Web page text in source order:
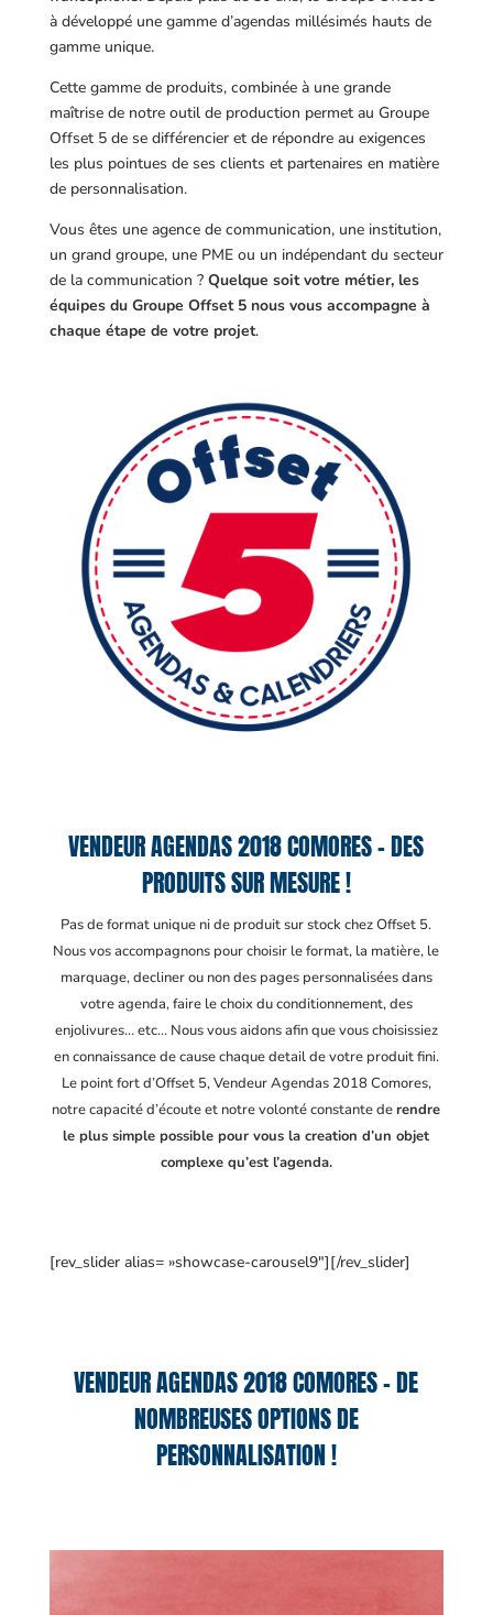
à développé une gamme d’agendas millésimés hauts de
gamme unique.
Cette gamme de produits, combinée à une grande
maîtrise de notre outil de production permet au Groupe
Offset 5 de se différencier et de répondre au exigences
les plus pointues de ses clients et partenaires en matière
de personnalisation.
Vous êtes une agence de communication, une institution,
un grand groupe, une PME ou un indépendant du secteur
de la communication ? Quelque soit votre métier, les
équipes du Groupe Offset 5 nous vous accompagne à
chaque étape de votre projet.
VENDEUR AGENDAS 2018 COMORES – DES
PRODUITS SUR MESURE !
Pas de format unique ni de produit sur stock chez Offset 5.
Nous vos accompagnons pour choisir le format, la matière, le
marquage, decliner ou non des pages personnalisées dans
votre agenda, faire le choix du conditionnement, des
enjolivures… etc… Nous vous aidons afin que vous choisissiez
en connaissance de cause chaque detail de votre produit fini.
Le point fort d’Offset 5, Vendeur Agendas 2018 Comores,
notre capacité d’écoute et notre volonté constante derendre
le plus simple possible pour vous la creation d’un objet
complexe qu’est l’agenda.
[rev_slider alias= »showcase-carousel9″][/rev_slider]
VENDEUR AGENDAS 2018 COMORES – DE
NOMBREUSES OPTIONS DE
PERSONNALISATION !